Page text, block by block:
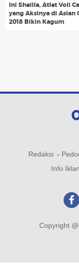
Ini Sheilla, Atlet Voli
yang Aksinya di Asian
2018 Bikin Kagum
Redaksi
Info Iklan
Copyright